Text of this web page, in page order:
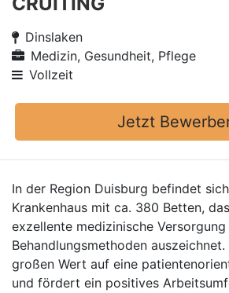
Dinslaken
Medizin, Gesundheit, Pflege
Vollzeit
Jetzt
In der Region Duisburg befindet
Krankenhaus mit ca. 380 Betten,
exzellente medizinische
Behandlungsmethoden
großen Wert auf eine
und fördert ein positives